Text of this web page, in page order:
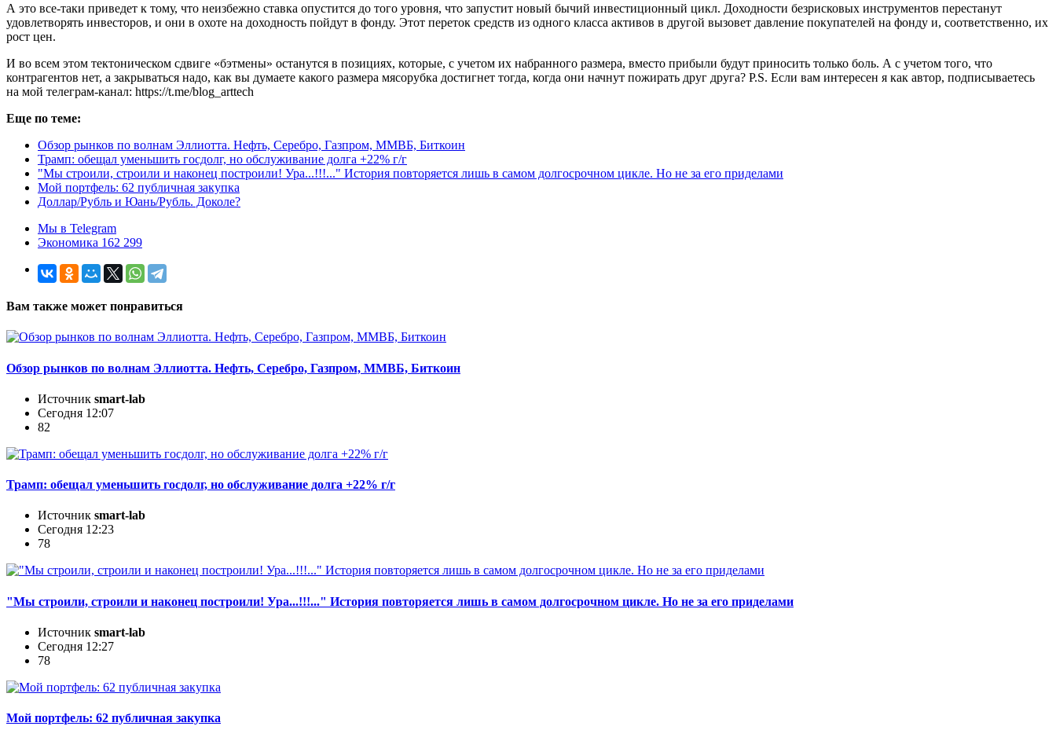
А это все-таки приведет к тому, что неизбежно ставка опустится до того уровня, что запустит новый бычий инвестиционный цикл. Доходности безрисковых инструментов перестанут
удовлетворять инвесторов, и они в охоте на доходность пойдут в фонду. Этот переток средств из одного класса активов в другой вызовет давление покупателей на фонду и, соответственно, их
рост цен.
И во всем этом тектоническом сдвиге «бэтмены» останутся в позициях, которые, с учетом их набранного размера, вместо прибыли будут приносить только боль. А с учетом того, что
контрагентов нет, а закрываться надо, как вы думаете какого размера мясорубка достигнет тогда, когда они начнут пожирать друг друга? P.S. Если вам интересен я как автор, подписываетесь
на мой телеграм-канал: https://t.me/blog_arttech
Еще по теме:
Обзор рынков по волнам Эллиотта. Нефть, Серебро, Газпром, ММВБ, Биткоин
Трамп: обещал уменьшить госдолг, но обслуживание долга +22% г/г
"Мы строили, строили и наконец построили! Ура...!!!..." История повторяется лишь в самом долгосрочном цикле. Но не за его приделами
Мой портфель: 62 публичная закупка
Доллар/Рубль и Юань/Рубль. Доколе?
Мы в Telegram
Экономика 162 299
Вам также может понравиться
Обзор рынков по волнам Эллиотта. Нефть, Серебро, Газпром, ММВБ, Биткоин
Источник smart-lab
Сегодня 12:07
82
Трамп: обещал уменьшить госдолг, но обслуживание долга +22% г/г
Источник smart-lab
Сегодня 12:23
78
"Мы строили, строили и наконец построили! Ура...!!!..." История повторяется лишь в самом долгосрочном цикле. Но не за его приделами
Источник smart-lab
Сегодня 12:27
78
Мой портфель: 62 публичная закупка